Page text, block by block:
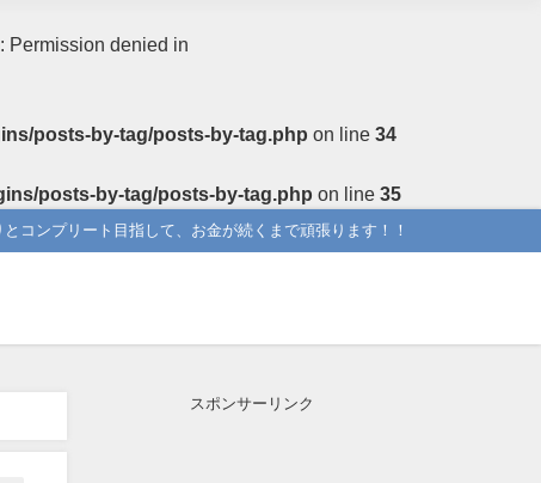
Permission denied in
posts-by-tag/posts-by-tag.php on line 34
posts-by-tag/posts-by-tag.php on line 35
コンプリート目指して、お金が続くまで頑張ります！！
スポンサーリンク